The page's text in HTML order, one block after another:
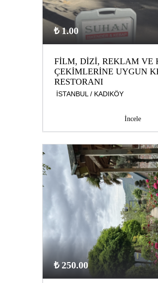
₺ 1.00
FİLM, DİZİ, REKLAM VE
ÇEKİMLERİNE UYGUN
RESTORANI
İSTANBUL / KADIKÖY
İncele
₺ 250.00